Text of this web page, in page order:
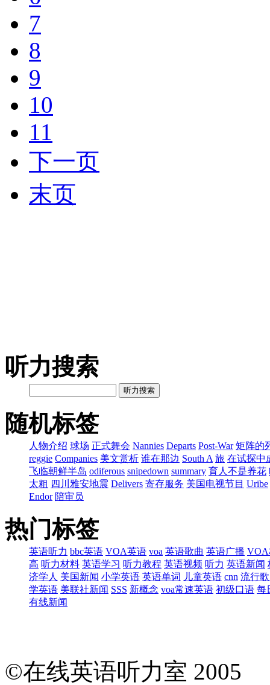
7
8
9
10
11
下一页
末页
听力搜索
听力搜索
随机标签
人物介绍 球场 正式舞会 Nannies Departs Post-War 矩阵的
reggie Companies 美文赏析 谁在那边 South A 旅 在试探中
飞临朝鲜半岛 odiferous snipedown summary 育人不是养花
太粗 四川雅安地震 Delivers 寄存服务 美国电视节目 Uribe
Endor 陪审员
热门标签
英语听力 bbc英语 VOA英语 voa 英语歌曲 英语广播 VOA
高 听力材料 英语学习 听力教程 英语视频 听力 英语新闻
济学人 美国新闻 小学英语 英语单词 儿童英语 cnn 流行
学英语 美联社新闻 SSS 新概念 voa常速英语 初级口语 每
有线新闻
©在线英语听力室